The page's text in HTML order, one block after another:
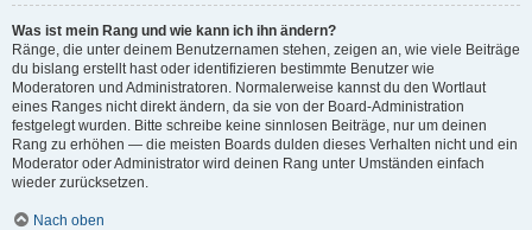
Was ist mein Rang und wie kann ich ihn ändern?
Ränge, die unter deinem Benutzernamen stehen, zeigen an, wie viele Beiträge
du bislang erstellt hast oder identifizieren bestimmte Benutzer wie
Moderatoren und Administratoren. Normalerweise kannst du den Wortlaut
eines Ranges nicht direkt ändern, da sie von der Board-Administration
festgelegt wurden. Bitte schreibe keine sinnlosen Beiträge, nur um deinen
Rang zu erhöhen — die meisten Boards dulden dieses Verhalten nicht und ein
Moderator oder Administrator wird deinen Rang unter Umständen einfach
wieder zurücksetzen.
Nach oben